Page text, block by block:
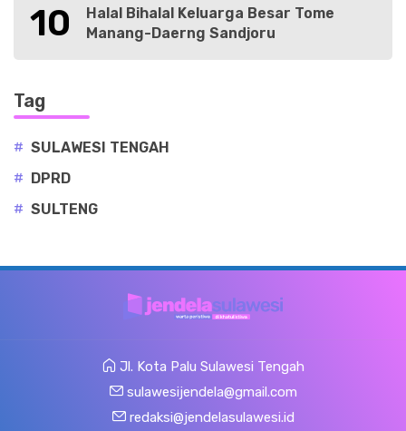
10
Halal Bihalal Keluarga Besar Tome
Manang-Daerng Sandjoru
Tag
# SULAWESI TENGAH
# DPRD
# SULTENG
Jl. Kota Palu Sulawesi Tengah
sulawesijendela@gmail.com
redaksi@jendelasulawesi.id